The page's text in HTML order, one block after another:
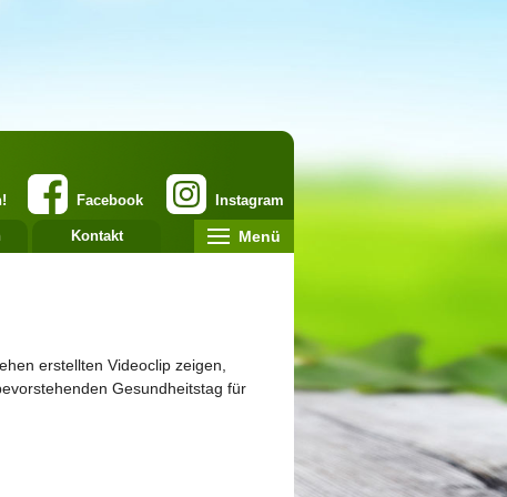
Instagram
Facebook
Kontakt Menü
erstellten Videoclip zeigen,
Gesundheitstag für